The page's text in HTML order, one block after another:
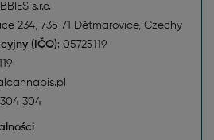
s.r.o.
234, 735 71 Dětmarovice, Czechy
(IČO): 05725119
304